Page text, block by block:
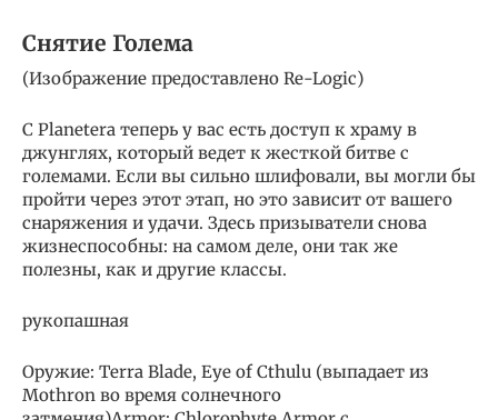
Снятие Голема
(Изображение предоставлено Re-Logic)
С Planetera теперь у вас есть доступ к храму в
джунглях, который ведет к жесткой битве с
големами. Если вы сильно шлифовали, вы могли бы
пройти через этот этап, но это зависит от вашего
снаряжения и удачи. Здесь призыватели снова
жизнеспособны: на самом деле, они так же
полезны, как и другие классы.
рукопашная
Оружие: Terra Blade, Eye of Cthulu (выпадает из
Mothron во время солнечного